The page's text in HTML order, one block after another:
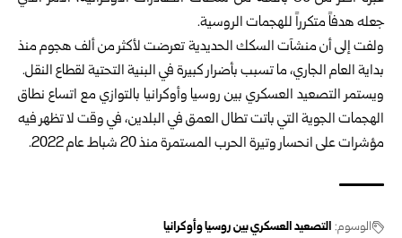
جعله هدفاً متكرراً للهجمات الروسية.
ولفت إلى أن منشآت السكك الحديدية تعرضت لأكثر من ألف هجوم منذ
بداية العام الجاري، ما تسبب بأضرار كبيرة في البنية التحتية لقطاع النقل.
ويستمر التصعيد العسكري بين روسيا وأوكرانيا بالتوازي مع اتساع نطاق
الهجمات الجوية التي باتت تطال العمق في البلدين، في وقت لا تظهر فيه
مؤشرات على انحسار وتيرة الحرب المستمرة منذ 20 شباط عام 2022.
الوسوم: التصعيد العسكري بين روسيا وأوكرانيا